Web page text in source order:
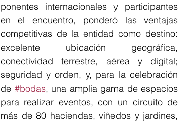
ponentes internacionales y participantes
en el encuentro, ponderó las ventajas
competitivas de la entidad como destino:
excelente ubicación geográfica,
conectividad terrestre, aérea y digital;
seguridad y orden, y, para la celebración
de #bodas, una amplia gama de espacios
para realizar eventos, con un circuito de
más de 80 haciendas, viñedos y jardines,